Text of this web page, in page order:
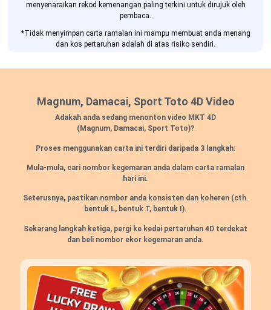
menyenaraikan rekod kemenangan paling terkini untuk dirujuk oleh
pembaca.
*Tidak menyimpan carta ramalan ini mampu membuat anda menang
dan kos pertaruhan adalah di atas risiko sendiri.
Magnum, Damacai, Sport Toto 4D Video
Adakah anda sedang menonton video MKT 4D
(Magnum, Damacai, Sport Toto)?
Proses menggunakan carta ini terdiri daripada 3 langkah:
Mula-mula, cari nombor kegemaran anda dalam carta ramalan
hari ini.
Seterusnya, pastikan nombor anda konsisten dan koheren (cth.
bentuk L, bentuk T, bentuk I).
Sekarang langkah ketiga, pergi ke kedai pertaruhan 4D terdekat
dan beli nombor ekor kegemaran anda.